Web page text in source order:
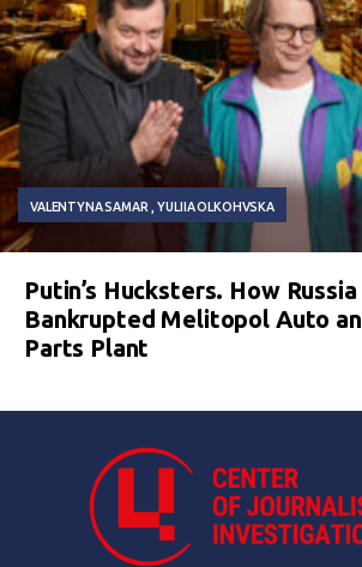
VALENTYNA SAMAR YULIIA OLKOHVSKA
Putin’s Hucksters. How
Bankrupted Melitopol Auto
Parts Plant